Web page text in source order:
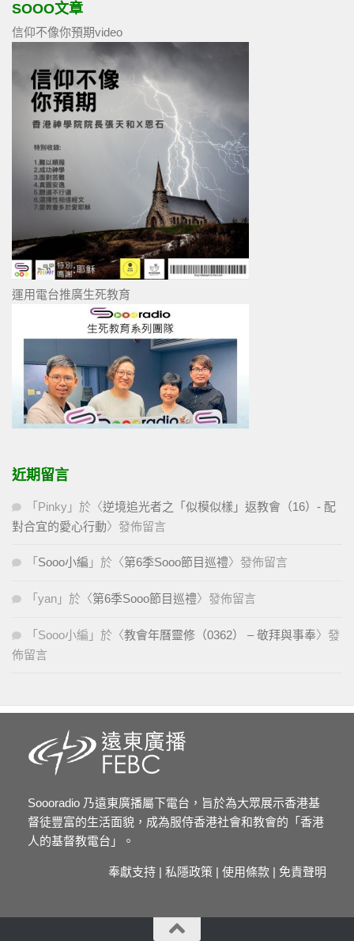
SOOO文章
信仰不像你預期video
運用電台推廣生死教育
近期留言
「 Pinky 」於〈逆境追光者之「似模似樣」返教會（16）- 配
對合宜的愛心行動〉發佈留言
「 Sooo小編 」於〈第6季Sooo節目巡禮〉發佈留言
「 yan 」於〈第6季Sooo節目巡禮〉發佈留言
「 Sooo小編 」於〈教會年曆靈修（0362） – 敬拜與事奉〉發
佈留言
Soooradio 乃遠東廣播屬下電台，旨於為大眾展示香港基
督徒豐富的生活面貌，成為服侍香港社會和教會的「香港
人的基督教電台」。
奉獻支持 | 私隱政策 | 使用條款 | 免責聲明